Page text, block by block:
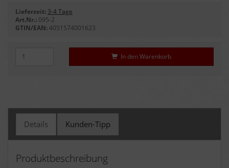
Lieferzeit: 3-4 Tage
Art.Nr.: 095-2
GTIN/EAN: 4051574001623
In den Warenkorb
Details Kunden-Tipp
Produktbeschreibung